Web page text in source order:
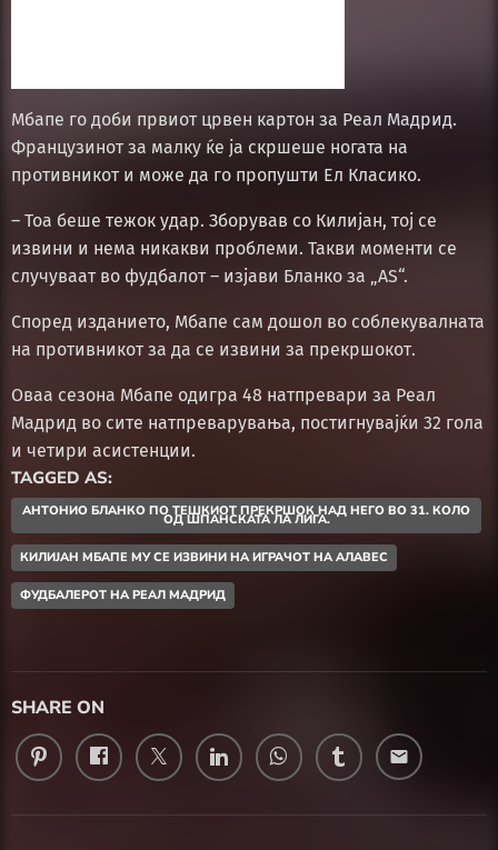
Мбапе го доби првиот црвен картон за Реал Мадрид.
Французинот за малку ќе ја скршеше ногата на
противникот и може да го пропушти Ел Класико.
– Тоа беше тежок удар. Зборував со Килијан, тој се
извини и нема никакви проблеми. Такви моменти се
случуваат во фудбалот – изјави Бланко за „AS“.
Според изданието, Мбапе сам дошол во соблекувалната
на противникот за да се извини за прекршокот.
Оваа сезона Мбапе одигра 48 натпревари за Реал
Мадрид во сите натпреварувања, постигнувајќи 32 гола
и четири асистенции.
TAGGED AS:
АНТОНИО БЛАНКО ПО ТЕШКИОТ ПРЕКРШОК НАД НЕГО ВО 31. КОЛО
ОД ШПАНСКАТА ЛА ЛИГА.
КИЛИЈАН МБАПЕ МУ СЕ ИЗВИНИ НА ИГРАЧОТ НА АЛАВЕС
ФУДБАЛЕРОТ НА РЕАЛ МАДРИД
SHARE ON
email